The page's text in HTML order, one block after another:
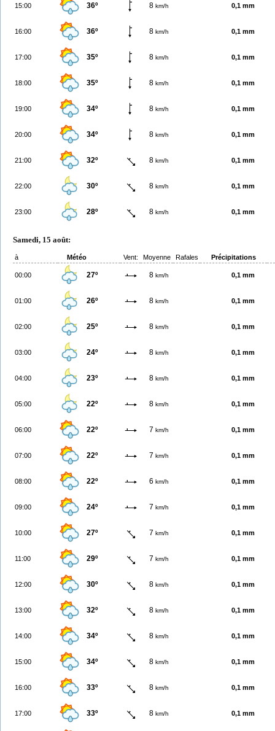
15:00 36º 8 km/h 0,1 mm
16:00 36º 8 km/h 0,1 mm
17:00 35º 8 km/h 0,1 mm
18:00 35º 8 km/h 0,1 mm
19:00 34º 8 km/h 0,1 mm
20:00 34º 8 km/h 0,1 mm
21:00 32º 8 km/h 0,1 mm
22:00 30º 8 km/h 0,1 mm
23:00 28º 8 km/h 0,1 mm
Samedi, 15 août:
à Météo Vent: Moyenne Rafales Précipitations
00:00 27º 8 km/h 0,1 mm
01:00 26º 8 km/h 0,1 mm
02:00 25º 8 km/h 0,1 mm
03:00 24º 8 km/h 0,1 mm
04:00 23º 8 km/h 0,1 mm
05:00 22º 8 km/h 0,1 mm
06:00 22º 7 km/h 0,1 mm
07:00 22º 7 km/h 0,1 mm
08:00 22º 6 km/h 0,1 mm
09:00 24º 7 km/h 0,1 mm
10:00 27º 7 km/h 0,1 mm
11:00 29º 7 km/h 0,1 mm
12:00 30º 8 km/h 0,1 mm
13:00 32º 8 km/h 0,1 mm
14:00 34º 8 km/h 0,1 mm
15:00 34º 8 km/h 0,1 mm
16:00 33º 8 km/h 0,1 mm
17:00 33º 8 km/h 0,1 mm